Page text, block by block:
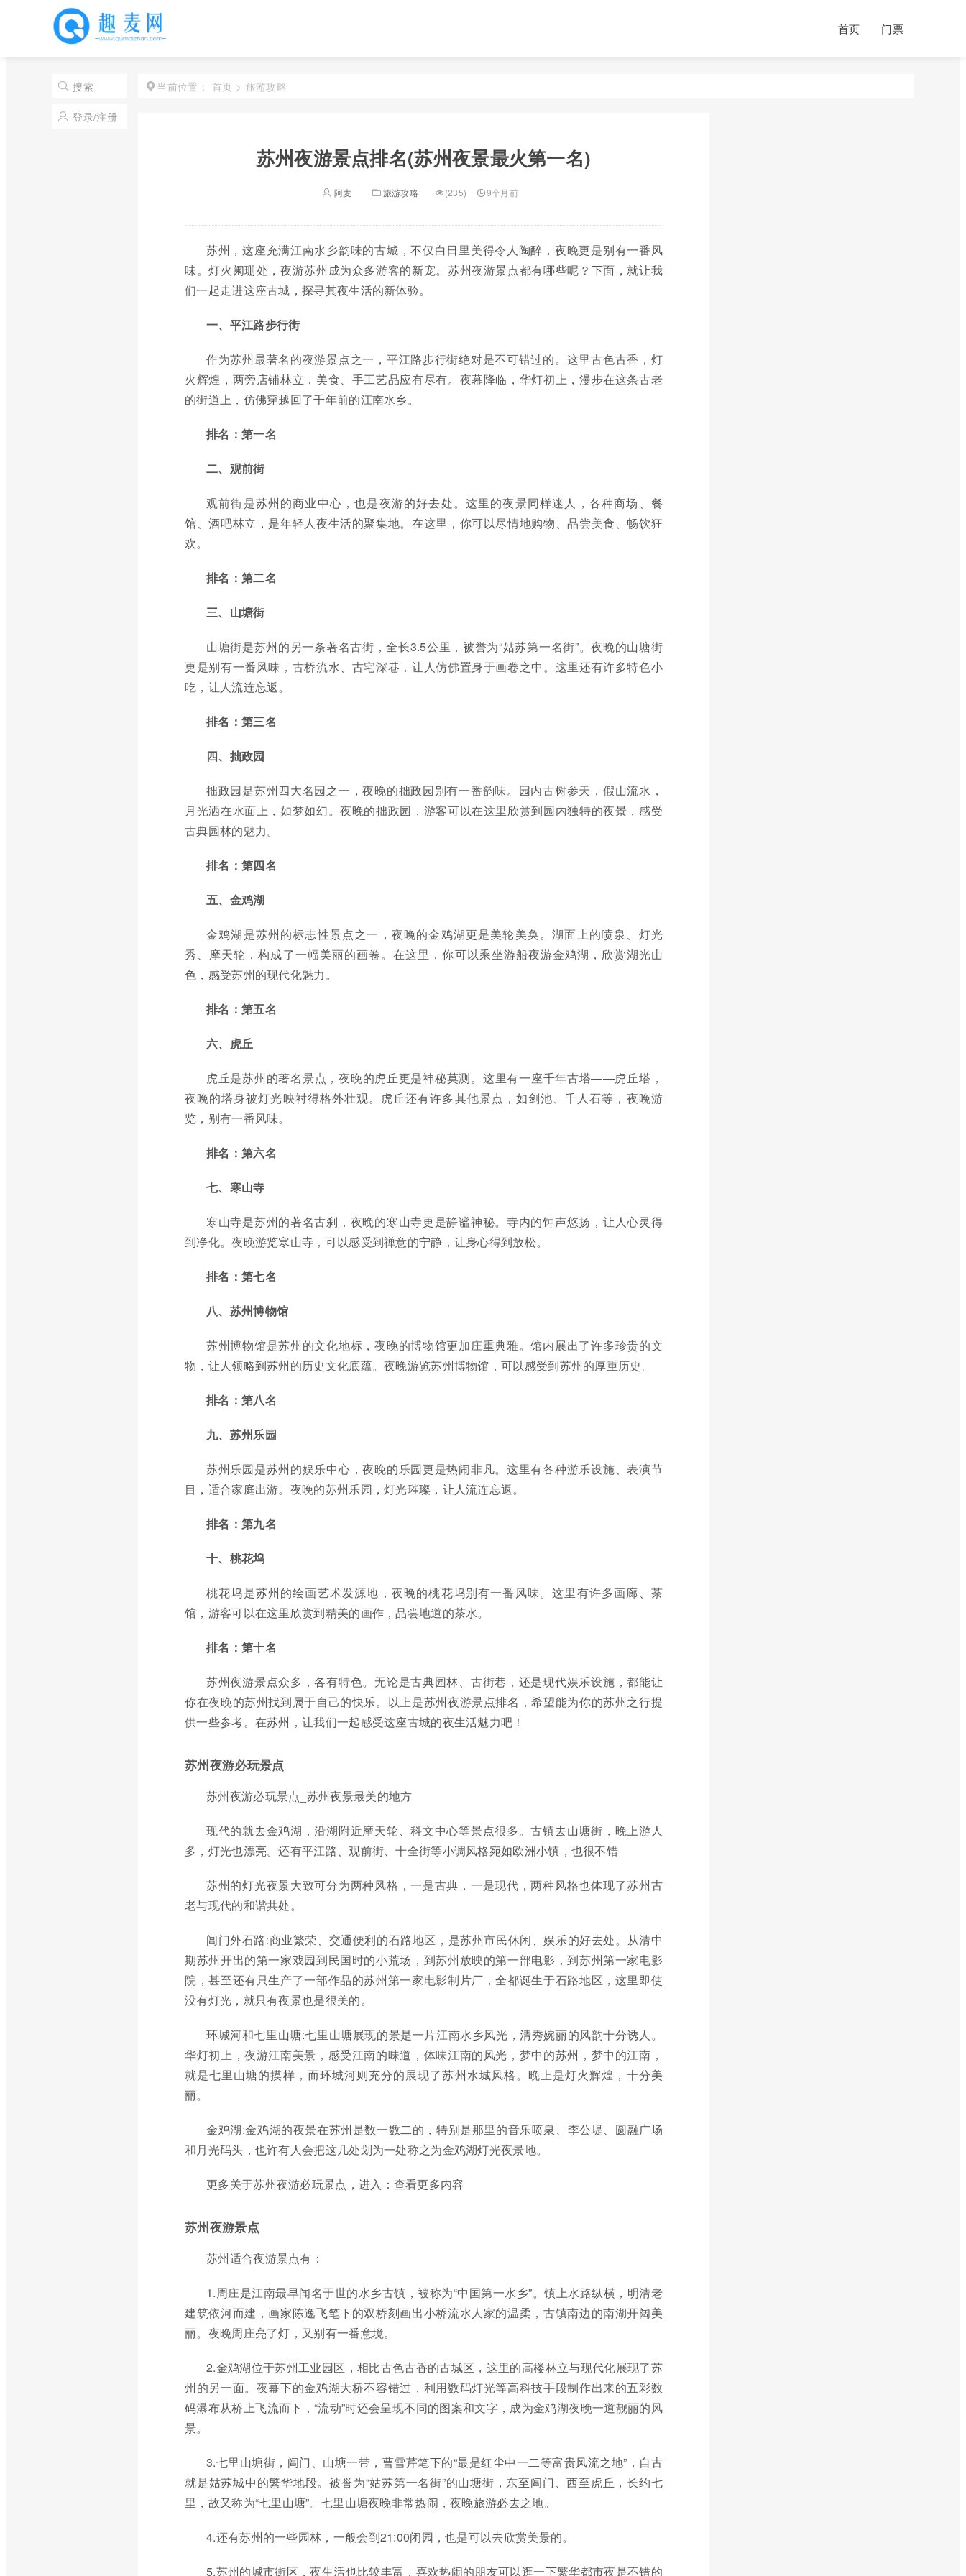
首页 门票
搜索
登录/注册
当前位置： 首页 > 旅游攻略
苏州夜游景点排名(苏州夜景最火第一名)
阿麦 旅游攻略 (235) 9个月前
苏州，这座充满江南水乡韵味的古城，不仅白日里美得令人陶醉，夜晚更是别有一番风
味。灯火阑珊处，夜游苏州成为众多游客的新宠。苏州夜游景点都有哪些呢？下面，就让我
们一起走进这座古城，探寻其夜生活的新体验。
一、平江路步行街
作为苏州最著名的夜游景点之一，平江路步行街绝对是不可错过的。这里古色古香，灯
火辉煌，两旁店铺林立，美食、手工艺品应有尽有。夜幕降临，华灯初上，漫步在这条古老
的街道上，仿佛穿越回了千年前的江南水乡。
排名：第一名
二、观前街
观前街是苏州的商业中心，也是夜游的好去处。这里的夜景同样迷人，各种商场、餐
馆、酒吧林立，是年轻人夜生活的聚集地。在这里，你可以尽情地购物、品尝美食、畅饮狂
欢。
排名：第二名
三、山塘街
山塘街是苏州的另一条著名古街，全长3.5公里，被誉为“姑苏第一名街”。夜晚的山塘街
更是别有一番风味，古桥流水、古宅深巷，让人仿佛置身于画卷之中。这里还有许多特色小
吃，让人流连忘返。
排名：第三名
四、拙政园
拙政园是苏州四大名园之一，夜晚的拙政园别有一番韵味。园内古树参天，假山流水，
月光洒在水面上，如梦如幻。夜晚的拙政园，游客可以在这里欣赏到园内独特的夜景，感受
古典园林的魅力。
排名：第四名
五、金鸡湖
金鸡湖是苏州的标志性景点之一，夜晚的金鸡湖更是美轮美奂。湖面上的喷泉、灯光
秀、摩天轮，构成了一幅美丽的画卷。在这里，你可以乘坐游船夜游金鸡湖，欣赏湖光山
色，感受苏州的现代化魅力。
排名：第五名
六、虎丘
虎丘是苏州的著名景点，夜晚的虎丘更是神秘莫测。这里有一座千年古塔——虎丘塔，
夜晚的塔身被灯光映衬得格外壮观。虎丘还有许多其他景点，如剑池、千人石等，夜晚游
览，别有一番风味。
排名：第六名
七、寒山寺
寒山寺是苏州的著名古刹，夜晚的寒山寺更是静谧神秘。寺内的钟声悠扬，让人心灵得
到净化。夜晚游览寒山寺，可以感受到禅意的宁静，让身心得到放松。
排名：第七名
八、苏州博物馆
苏州博物馆是苏州的文化地标，夜晚的博物馆更加庄重典雅。馆内展出了许多珍贵的文
物，让人领略到苏州的历史文化底蕴。夜晚游览苏州博物馆，可以感受到苏州的厚重历史。
排名：第八名
九、苏州乐园
苏州乐园是苏州的娱乐中心，夜晚的乐园更是热闹非凡。这里有各种游乐设施、表演节
目，适合家庭出游。夜晚的苏州乐园，灯光璀璨，让人流连忘返。
排名：第九名
十、桃花坞
桃花坞是苏州的绘画艺术发源地，夜晚的桃花坞别有一番风味。这里有许多画廊、茶
馆，游客可以在这里欣赏到精美的画作，品尝地道的茶水。
排名：第十名
苏州夜游景点众多，各有特色。无论是古典园林、古街巷，还是现代娱乐设施，都能让
你在夜晚的苏州找到属于自己的快乐。以上是苏州夜游景点排名，希望能为你的苏州之行提
供一些参考。在苏州，让我们一起感受这座古城的夜生活魅力吧！
苏州夜游必玩景点
苏州夜游必玩景点_苏州夜景最美的地方
现代的就去金鸡湖，沿湖附近摩天轮、科文中心等景点很多。古镇去山塘街，晚上游人
多，灯光也漂亮。还有平江路、观前街、十全街等小调风格宛如欧洲小镇，也很不错
苏州的灯光夜景大致可分为两种风格，一是古典，一是现代，两种风格也体现了苏州古
老与现代的和谐共处。
阊门外石路:商业繁荣、交通便利的石路地区，是苏州市民休闲、娱乐的好去处。从清中
期苏州开出的第一家戏园到民国时的小荒场，到苏州放映的第一部电影，到苏州第一家电影
院，甚至还有只生产了一部作品的苏州第一家电影制片厂，全都诞生于石路地区，这里即使
没有灯光，就只有夜景也是很美的。
环城河和七里山塘:七里山塘展现的景是一片江南水乡风光，清秀婉丽的风韵十分诱人。
华灯初上，夜游江南美景，感受江南的味道，体味江南的风光，梦中的苏州，梦中的江南，
就是七里山塘的摸样，而环城河则充分的展现了苏州水城风格。晚上是灯火辉煌，十分美
丽。
金鸡湖:金鸡湖的夜景在苏州是数一数二的，特别是那里的音乐喷泉、李公堤、圆融广场
和月光码头，也许有人会把这几处划为一处称之为金鸡湖灯光夜景地。
更多关于苏州夜游必玩景点，进入：查看更多内容
苏州夜游景点
苏州适合夜游景点有：
1.周庄是江南最早闻名于世的水乡古镇，被称为“中国第一水乡”。镇上水路纵横，明清老
建筑依河而建，画家陈逸飞笔下的双桥刻画出小桥流水人家的温柔，古镇南边的南湖开阔美
丽。夜晚周庄亮了灯，又别有一番意境。
2.金鸡湖位于苏州工业园区，相比古色古香的古城区，这里的高楼林立与现代化展现了苏
州的另一面。夜幕下的金鸡湖大桥不容错过，利用数码灯光等高科技手段制作出来的五彩数
码瀑布从桥上飞流而下，“流动”时还会呈现不同的图案和文字，成为金鸡湖夜晚一道靓丽的风
景。
3.七里山塘街，阊门、山塘一带，曹雪芹笔下的“最是红尘中一二等富贵风流之地”，自古
就是姑苏城中的繁华地段。被誉为“姑苏第一名街”的山塘街，东至阊门、西至虎丘，长约七
里，故又称为“七里山塘”。七里山塘夜晚非常热闹，夜晚旅游必去之地。
4.还有苏州的一些园林，一般会到21:00闭园，也是可以去欣赏美景的。
5.苏州的城市街区，夜生活也比较丰富，喜欢热闹的朋友可以逛一下繁华都市夜是不错的